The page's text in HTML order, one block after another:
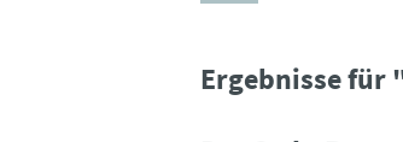
Ergebnisse für